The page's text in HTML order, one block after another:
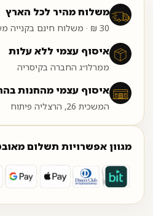
משלוח מהיר לכל הארץ
30 ₪ · משלוח חינם בקנייה מעל 399 ₪
איסוף עצמי ללא עלות
ממרלו״ג החברה בקיסריה
איסוף עצמי מהחנות
המשכית 26, הרצליה פיתוח
מגוון אפשרויות תשלום